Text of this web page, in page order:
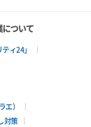
ついて
ィ24」
）
対策